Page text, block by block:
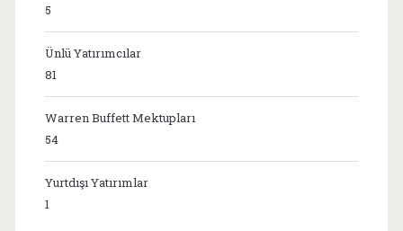
5
Ünlü Yatırımcılar
81
Warren Buffett Mektupları
54
Yurtdışı Yatırımlar
1